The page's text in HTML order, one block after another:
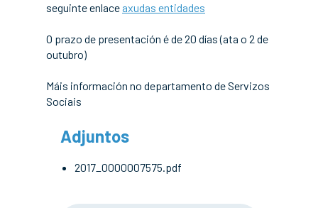
seguinte enlace axudas entidades
O prazo de presentación é de 20 días (ata o 2 de
outubro)
Máis información no departamento de Servizos
Sociais
Adjuntos
2017_0000007575.pdf